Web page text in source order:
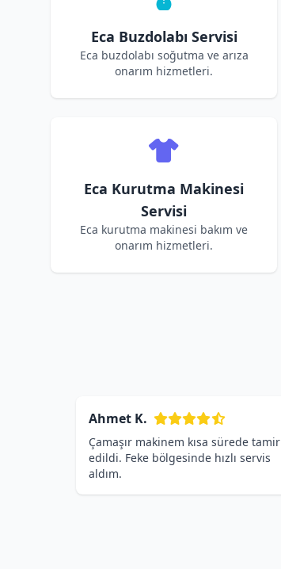
Eca Buzdolabı Servisi
Eca buzdolabı soğutma ve arıza
onarım hizmetleri.
Eca Kurutma Makinesi
Servisi
Eca kurutma makinesi bakım ve
onarım hizmetleri.
Ahmet K.
Çamaşır makinem kısa sürede tamir
edildi. Feke bölgesinde hızlı servis
aldım.